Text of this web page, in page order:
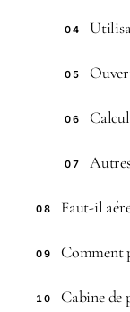
04
05
06
07
08 Faut-il
09 Comment
10 Cabine